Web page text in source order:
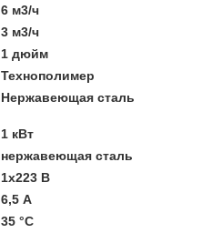
6 м3/ч
3 м3/ч
1 дюйм
Технополимер
Нержавеющая сталь
1 кВт
нержавеющая сталь
1х223 В
6,5 А
35 °С